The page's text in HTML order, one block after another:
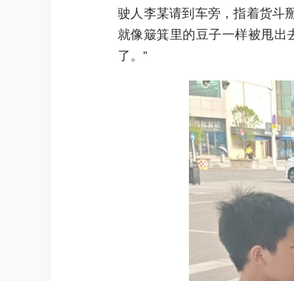
驶人李某请到车旁，指着货斗
就像簸箕里的豆子一样被甩出
了。”